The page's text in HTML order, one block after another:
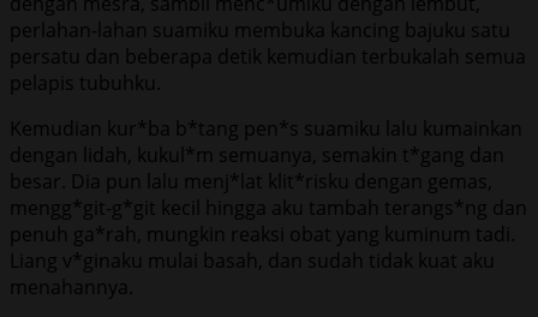
perlahan-lahan suamiku membuka kancing bajuku satu
persatu dan beberapa detik kemudian terbukalah semua
pelapis tubuhku.
Kemudian kur*ba b*tang pen*s suamiku lalu kumainkan
dengan lidah, kukul*m semuanya, semakin t*gang dan
besar. Dia pun lalu menj*lat klit*risku dengan gemas,
mengg*git-g*git kecil hingga aku tambah terangs*ng dan
penuh ga*rah, mungkin reaksi obat yang kuminum tadi.
Liang v*ginaku mulai basah, dan sudah tidak kuat aku
menahannya.